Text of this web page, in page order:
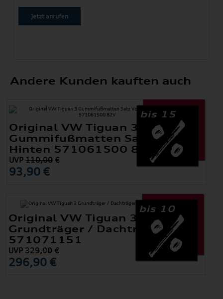
Jetzt anrufen
Andere Kunden kauften auch
bis 15
Original VW Tiguan 3
Gummifußmatten Satz Vorne +
Hinten 571061500 82V
UVP110,00 €
93,90 €
bis 10
Original VW Tiguan 3
Grundträger / Dachträger
571071151
UVP 329,00€
296,90 €